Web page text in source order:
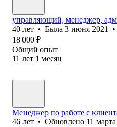
управляющий, менеджер,
40 лет • Была 3 июня 2021 •
18 000 ₽
Общий опыт
11 лет 1 месяц
Менеджер по работе с
46 лет • Обновлено 11